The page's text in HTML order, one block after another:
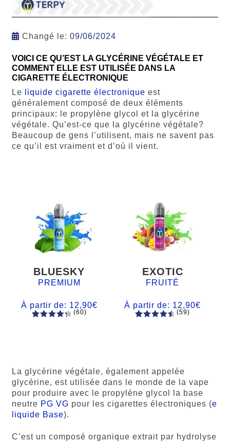
Changé le: 09/06/2024
VOICI CE QU’EST LA GLYCÉRINE VÉGÉTALE ET
COMMENT ELLE EST UTILISÉE DANS LA
CIGARETTE ÉLECTRONIQUE
Le
liquide cigarette électronique est
généralement composé de deux éléments
principaux: le propylène glycol et la glycérine
végétale. Qu’est-ce que la glycérine végétale?
Beaucoup de gens l’utilisent, mais ne savent pas
ce qu’il est vraiment et d’où il vient.
BLUESKY
PREMIUM
À partir de: 12,90€
notations
client
(60)
EXOTIC
FRUITÉ
À partir de: 12,90€
client
(59)
La glycérine végétale, également appelée
glycérine, est utilisée dans le monde de la vape
pour produire avec le propylène glycol la base
neutre PG VG pour les cigarettes électroniques (e
liquide Base).
C’est un composé organique extrait par hydrolyse